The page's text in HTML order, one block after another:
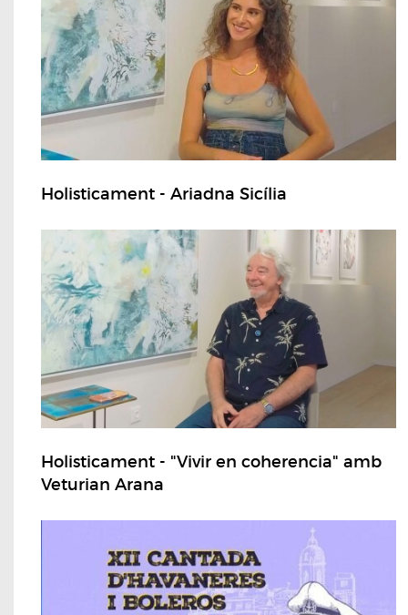
Holisticament - Ariadna Sicília
Holisticament - "Vivir en coherencia" amb
Veturian Arana